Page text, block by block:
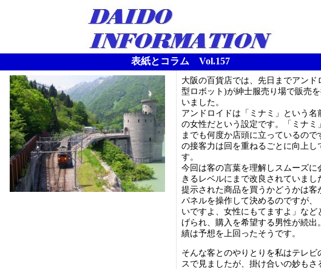
表紙とコラム Vol.157
大阪の百貨店では、先日までアンド
型ロボット)が紳士服売り場で販売
いました。
アンドロイドは「ミナミ」という名
の女性だという設定です。「ミナミ
までも何度か店頭に立っているので
の接客力は回を重ねるごとに向上し
す。
今回は客の言葉を理解しスムーズに
きるレベルにまで改良されていまし
提示された商品を買うかどうかは客
パネルを操作して決めるのですが、
いですよ、女性にもてますよ」など
げられ、購入を希望する男性が続出
績は予想を上回ったそうです。
そんな客とのやりとりを私はテレビ
スで見ましたが、掛け合いの妙もさ